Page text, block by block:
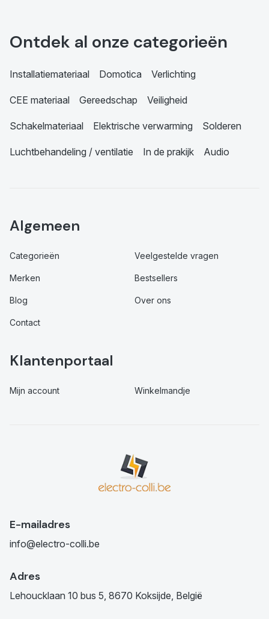
Ontdek al onze categorieën
Installatiemateriaal Domotica Verlichting
CEE materiaal Gereedschap Veiligheid
Schakelmateriaal Elektrische verwarming Solderen
Luchtbehandeling / ventilatie In de prakijk Audio
Algemeen
Categorieën Veelgestelde vragen
Merken Bestsellers
Blog Over ons
Contact
Klantenportaal
Mijn account Winkelmandje
E-mailadres
info@electro-colli.be
Adres
Lehoucklaan 10 bus 5, 8670 Koksijde, België